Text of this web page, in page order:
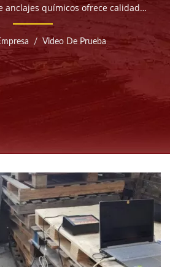
DE
ADHESIVOS
DE
DURANTE 20
GOOD USE
anclajes químicos ofrece calidad
rendimiento comprobado
/ Video De Prueba